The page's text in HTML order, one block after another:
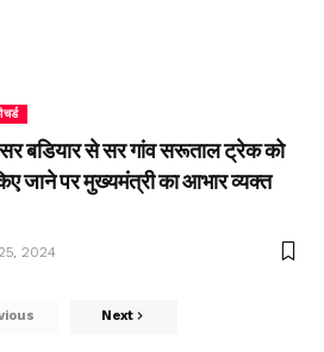
सर बडियार से सर गांव सरूताल ट्रेक को
जाने पर मुख्यमंत्री का आभार व्यक्त
2024
Next